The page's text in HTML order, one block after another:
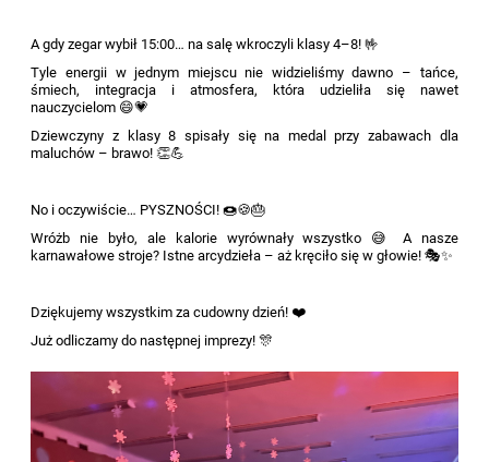
A gdy zegar wybił 15:00… na salę wkroczyli klasy 4–8! 🤟
Tyle energii w jednym miejscu nie widzieliśmy dawno – tańce,
śmiech, integracja i atmosfera, która udzieliła się nawet
nauczycielom 😄💗
Dziewczyny z klasy 8 spisały się na medal przy zabawach dla
maluchów – brawo! 👏💪
No i oczywiście… PYSZNOŚCI! 🍩🍪🎂
Wróżb nie było, ale kalorie wyrównały wszystko 😅 A nasze
karnawałowe stroje? Istne arcydzieła – aż kręciło się w głowie! 🎭✨
Dziękujemy wszystkim za cudowny dzień! ❤️
Już odliczamy do następnej imprezy! 🎊